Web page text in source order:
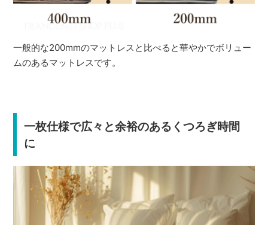
一般的な200mmのマットレスと比べると華やかでボリュー
ムのあるマットレスです。
一枚仕様で広々と余裕のあるくつろぎ時間
に